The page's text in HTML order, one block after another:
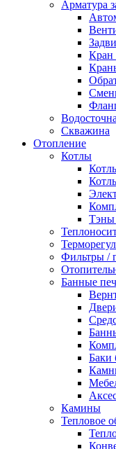
Арматура
Кран
Скважина
Отопление
Котлы
Тэны
Фильтры /
Банные
Баки
Камины
Тепловое